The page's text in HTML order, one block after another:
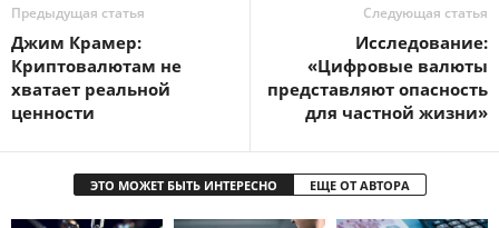
Предыдущая статья
Джим Крамер:
Криптовалютам не
хватает реальной
ценности
Следующая статья
Исследование:
«Цифровые валюты
представляют опасность
для частной жизни»
ЭТО МОЖЕТ БЫТЬ ИНТЕРЕСНО ЕЩЕ ОТ АВТОРА